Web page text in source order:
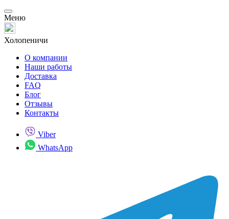
Меню
Холопеничи
О компании
Наши работы
Доставка
FAQ
Блог
Отзывы
Контакты
Viber
WhatsApp